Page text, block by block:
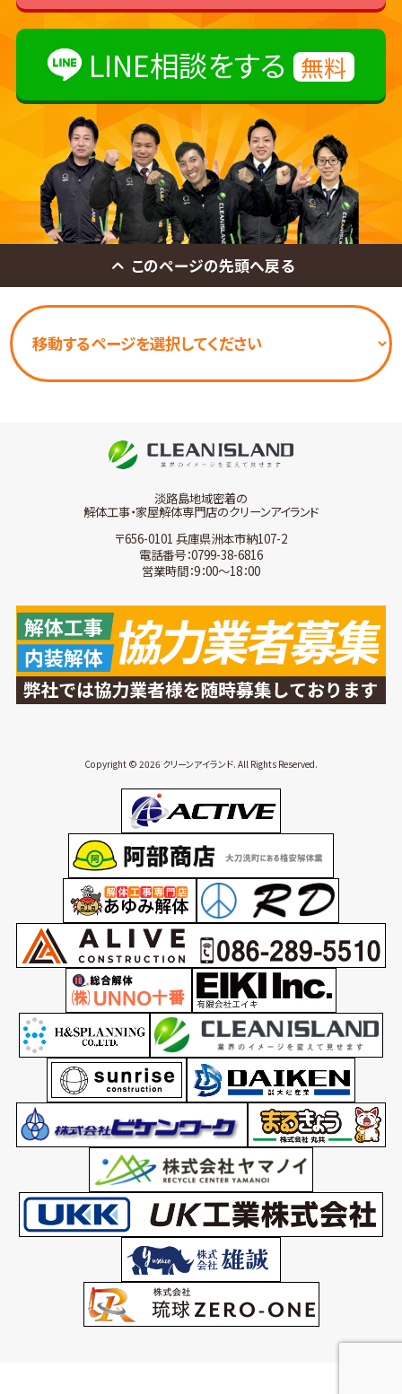
LINE相談をする 無料
このページの先頭へ戻る
淡路島地域密着の
解体工事・家屋解体専門店のクリーンアイランド
〒656-0101 兵庫県洲本市納107-2
電話番号：0799-38-6816
営業時間：9：00～18：00
Copyright © 2026 クリーンアイランド. All Rights Reserved.